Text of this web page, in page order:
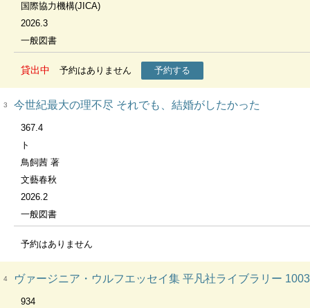
国際協力機構(JICA)
2026.3
一般図書
貸出中 予約はありません 予約する
3 今世紀最大の理不尽 それでも、結婚がしたかった
367.4
ト
鳥飼茜 著
文藝春秋
2026.2
一般図書
予約はありません
4 ヴァージニア・ウルフエッセイ集 平凡社ライブラリー 1003
934